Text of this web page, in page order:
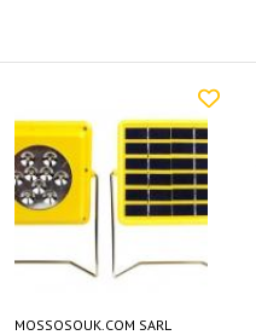
MOSSOSOUK.COM SARL